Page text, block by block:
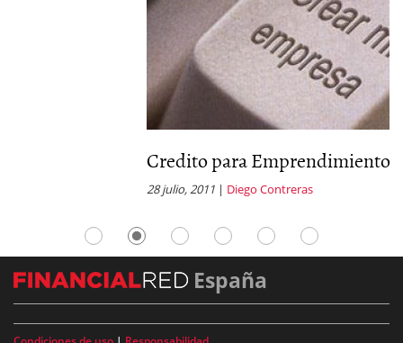
Credito para Emprendimiento
Diego Contreras
España